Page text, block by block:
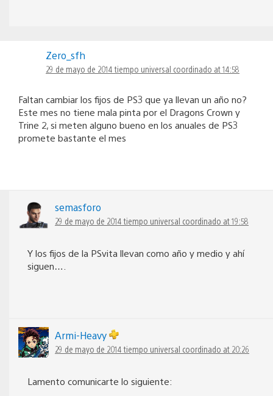
Zero_sfh
29 de mayo de 2014 tiempo universal coordinado at 14:58
Faltan cambiar los fijos de PS3 que ya llevan un año no?
Este mes no tiene mala pinta por el Dragons Crown y
Trine 2, si meten alguno bueno en los anuales de PS3
promete bastante el mes
semasforo
29 de mayo de 2014 tiempo universal coordinado at 19:58
Y los fijos de la PSvita llevan como año y medio y ahí
siguen….
Armi-Heavy
29 de mayo de 2014 tiempo universal coordinado at 20:26
Lamento comunicarte lo siguiente: